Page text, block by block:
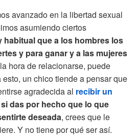
avanzado en la libertad sexual
asumiendo ciertos
habitual que a los hombres los
y para ganar y a las mujeres
hora de relacionarse, puede
un chico tiende a pensar que
agradecida al recibir un
si das por hecho que lo que
deseada, crees que le
Y no tiene por qué ser así.